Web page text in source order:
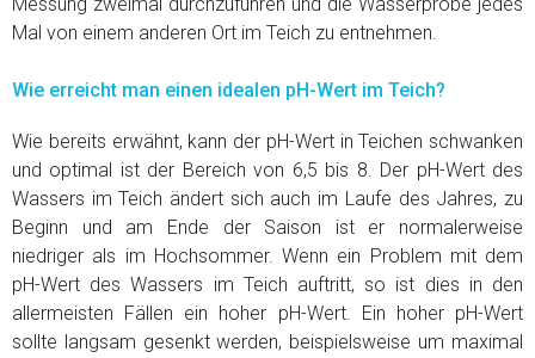
Messung zweimal durchzuführen und die Wasserprobe jedes
Mal von einem anderen Ort im Teich zu entnehmen.
Wie erreicht man einen idealen pH-Wert im Teich?
Wie bereits erwähnt, kann der pH-Wert in Teichen schwanken
und optimal ist der Bereich von 6,5 bis 8. Der pH-Wert des
Wassers im Teich ändert sich auch im Laufe des Jahres, zu
Beginn und am Ende der Saison ist er normalerweise
niedriger als im Hochsommer. Wenn ein Problem mit dem
pH-Wert des Wassers im Teich auftritt, so ist dies in den
allermeisten Fällen ein hoher pH-Wert. Ein hoher pH-Wert
sollte langsam gesenkt werden, beispielsweise um maximal